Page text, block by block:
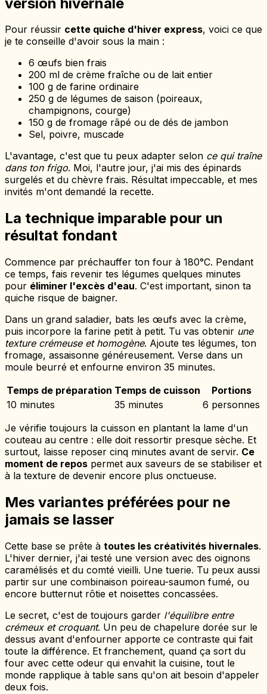
Pour réussir cette quiche d'hiver express, voici ce que
je te conseille d'avoir sous la main :
6 œufs bien frais
200 ml de crème fraîche ou de lait entier
100 g de farine ordinaire
250 g de légumes de saison (poireaux,
champignons, courge)
150 g de fromage râpé ou de dés de jambon
Sel, poivre, muscade
L'avantage, c'est que tu peux adapter selon ce qui traîne
dans ton frigo. Moi, l'autre jour, j'ai mis des épinards
surgelés et du chèvre frais. Résultat impeccable, et mes
invités m'ont demandé la recette.
La technique imparable pour un
résultat fondant
Commence par préchauffer ton four à 180°C. Pendant
ce temps, fais revenir tes légumes quelques minutes
pour éliminer l'excès d'eau. C'est important, sinon ta
quiche risque de baigner.
Dans un grand saladier, bats les œufs avec la crème,
puis incorpore la farine petit à petit. Tu vas obtenir une
texture crémeuse et homogène. Ajoute tes légumes, ton
fromage, assaisonne généreusement. Verse dans un
moule beurré et enfourne environ 35 minutes.
Temps de préparation Temps de cuisson
Portions
10 minutes
35 minutes
6 personnes
Je vérifie toujours la cuisson en plantant la lame d'un
couteau au centre : elle doit ressortir presque sèche. Et
surtout, laisse reposer cinq minutes avant de servir. Ce
moment de repos permet aux saveurs de se stabiliser et
à la texture de devenir encore plus onctueuse.
Mes variantes préférées pour ne
jamais se lasser
Cette base se prête à toutes les créativités hivernales.
L'hiver dernier, j'ai testé une version avec des oignons
caramélisés et du comté vieilli. Une tuerie. Tu peux aussi
partir sur une combinaison poireau-saumon fumé, ou
encore butternut rôtie et noisettes concassées.
Le secret, c'est de toujours garder l'équilibre entre
crémeux et croquant. Un peu de chapelure dorée sur le
dessus avant d'enfourner apporte ce contraste qui fait
toute la différence. Et franchement, quand ça sort du
four avec cette odeur qui envahit la cuisine, tout le
monde rapplique à table sans qu'on ait besoin d'appeler
deux fois.